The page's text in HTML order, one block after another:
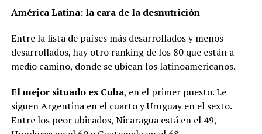
América Latina: la cara de la desnutrición
Entre la lista de países más desarrollados y menos
desarrollados, hay otro ranking de los 80 que están a
medio camino, donde se ubican los latinoamericanos.
El mejor situado es Cuba, en el primer puesto. Le
siguen Argentina en el cuarto y Uruguay en el sexto.
Entre los peor ubicados, Nicaragua está en el 49,